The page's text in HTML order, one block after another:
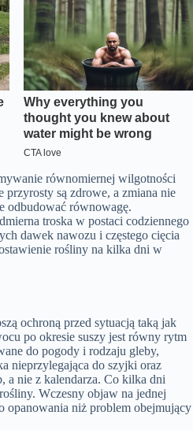
równomiernej wilgotności
przyrosty są zdrowe, a zmiana nie
odbudować równowagę.
troska w postaci codziennego
dawek nawozu i częstego cięcia
rośliny na kilka dni w
ochroną przed sytuacją taką jak
po okresie suszy jest równy rytm
do pogody i rodzaju gleby,
nieprzylegająca do szyjki oraz
a nie z kalendarza. Co kilka dni
Wczesny objaw na jednej
opanowania niż problem obejmujący